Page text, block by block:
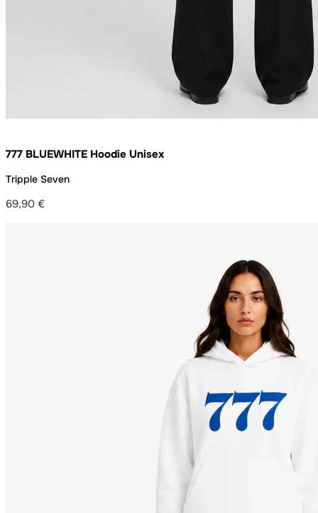
777 BLUEWHITE Hoodie Unisex
Tripple Seven
69,90 €